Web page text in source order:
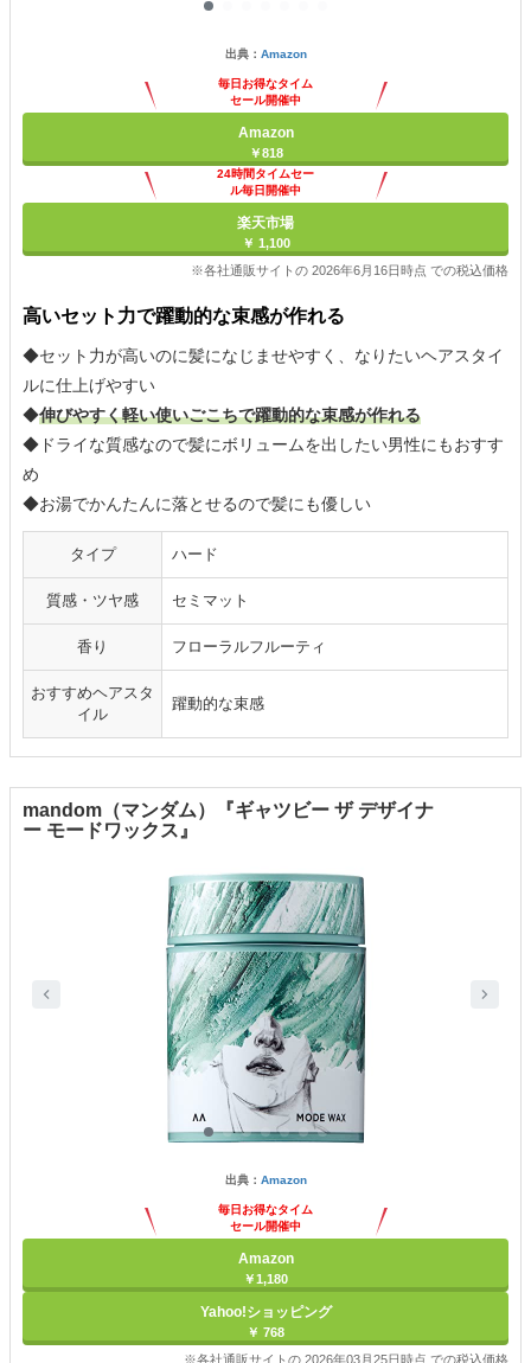
出典： Amazon
毎日お得なタイム
セール開催中
Amazon
￥818
24時間タイムセー
ル毎日開催中
楽天市場
￥ 1,100
※各社通販サイトの 2026年6月16日時点 での税込価格
高いセット力で躍動的な束感が作れる
◆セット力が高いのに髪になじませやすく、なりたいヘアスタイ
ルに仕上げやすい
◆伸びやすく軽い使いごこちで躍動的な束感が作れる
◆ドライな質感なので髪にボリュームを出したい男性にもおすす
め
◆お湯でかんたんに落とせるので髪にも優しい
タイプ ハード
質感・ツヤ感 セミマット
香り フローラルフルーティ
おすすめヘアスタ
イル
躍動的な束感
mandom（マンダム）『ギャツビー ザ デザイナ
ー モードワックス』
出典： Amazon
毎日お得なタイム
セール開催中
Amazon
￥1,180
Yahoo!ショッピング
￥ 768
※各社通販サイトの 2026年03月25日時点 での税込価格